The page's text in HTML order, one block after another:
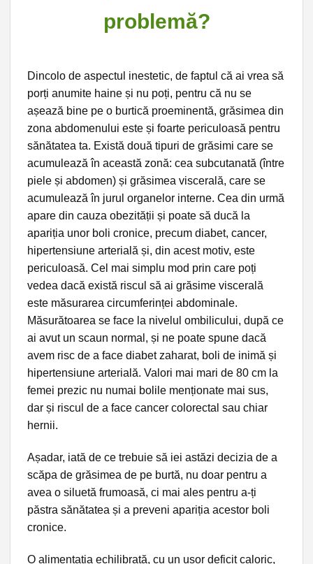
problemă?
Dincolo de aspectul inestetic, de faptul că ai vrea să
porți anumite haine și nu poți, pentru că nu se
așează bine pe o burtică proeminentă, grăsimea din
zona abdomenului este și foarte periculoasă pentru
sănătatea ta. Există două tipuri de grăsimi care se
acumulează în această zonă: cea subcutanată (între
piele și abdomen) și grăsimea viscerală, care se
acumulează în jurul organelor interne. Cea din urmă
apare din cauza obezității și poate să ducă la
apariția unor boli cronice, precum diabet, cancer,
hipertensiune arterială și, din acest motiv, este
periculoasă. Cel mai simplu mod prin care poți
vedea dacă există riscul să ai grăsime viscerală
este măsurarea circumferinței abdominale.
Măsurătoarea se face la nivelul ombilicului, după ce
ai avut un scaun normal, și ne poate spune dacă
avem risc de a face diabet zaharat, boli de inimă și
hipertensiune arterială. Valori mai mari de 80 cm la
femei prezic nu numai bolile menționate mai sus,
dar și riscul de a face cancer colorectal sau chiar
hernii.
Așadar, iată de ce trebuie să iei astăzi decizia de a
scăpa de grăsimea de pe burtă, nu doar pentru a
avea o siluetă frumoasă, ci mai ales pentru a-ți
păstra sănătatea și a preveni apariția acestor boli
cronice.
O alimentația echilibrată, cu un ușor deficit caloric,